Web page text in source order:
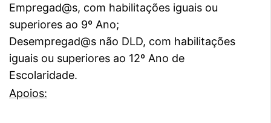
Empregad@s, com habilitações iguais ou
superiores ao 9º Ano;
Desempregad@s não DLD, com habilitações
iguais ou superiores ao 12º Ano de
Escolaridade.
Apoios: